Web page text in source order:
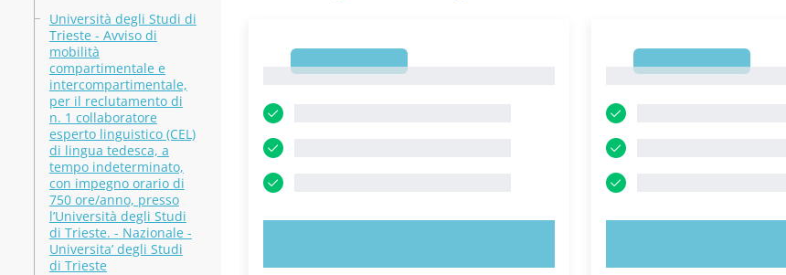
Università degli Studi di
Trieste - Avviso di
mobilità
compartimentale e
intercompartimentale,
per il reclutamento di
n. 1 collaboratore
esperto linguistico (CEL)
di lingua tedesca, a
tempo indeterminato,
con impegno orario di
750 ore/anno, presso
l’Università degli Studi
di Trieste. - Nazionale -
Universita’ degli Studi
di Trieste